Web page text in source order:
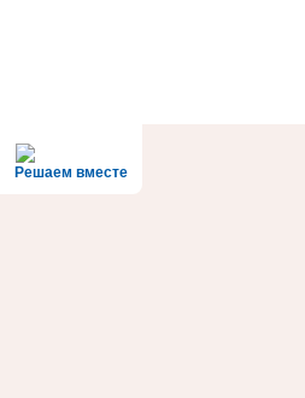
Решаем вместе